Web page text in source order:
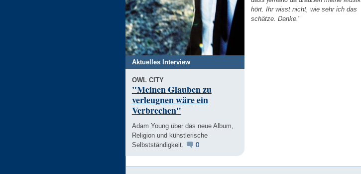
Aktuelles Interview
OWL CITY
"Meinen Glauben zu
verleugnen wäre ein
Verbrechen"
Adam Young über das neue Album,
Religion und künstlerische
Selbstständigkeit.
0
hört. Ihr wisst nicht, wie sehr ich das
schätze. Danke."